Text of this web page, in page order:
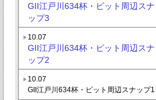
GII江戸川634杯・ピット周辺スナ
ップ3
10.07
GII江戸川634杯・ピット周辺スナ
ップ2
10.07
GII江戸川634杯・ピット周辺スナップ1